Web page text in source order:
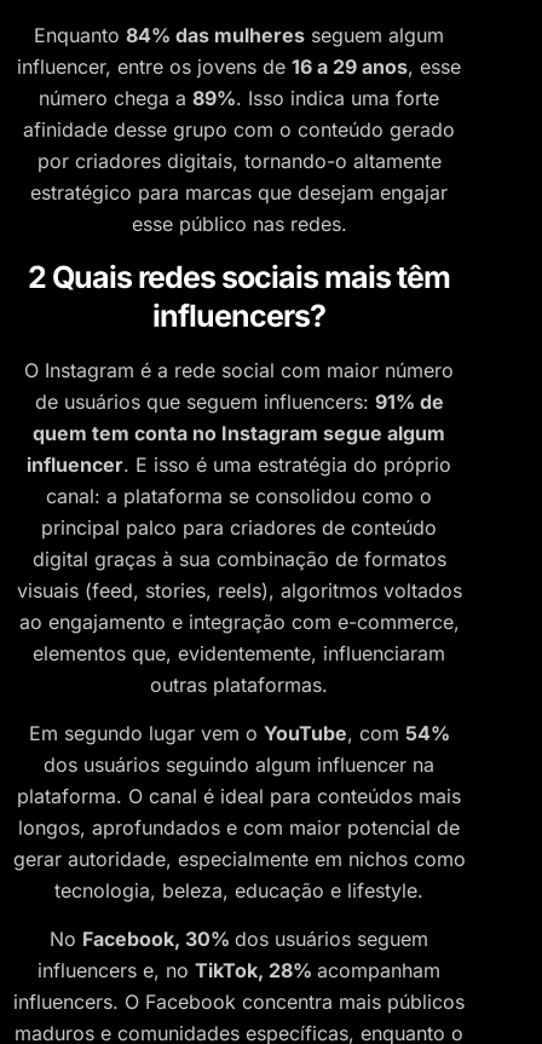
Enquanto 84% das mulheres seguem algum
influencer, entre os jovens de 16 a 29 anos, esse
número chega a 89%. Isso indica uma forte
afinidade desse grupo com o conteúdo gerado
por criadores digitais, tornando-o altamente
estratégico para marcas que desejam engajar
esse público nas redes.
2 Quais redes sociais mais têm
influencers?
O Instagram é a rede social com maior número
de usuários que seguem influencers: 91% de
quem tem conta no Instagram segue algum
influencer. E isso é uma estratégia do próprio
canal: a plataforma se consolidou como o
principal palco para criadores de conteúdo
digital graças à sua combinação de formatos
visuais (feed, stories, reels), algoritmos voltados
ao engajamento e integração com e-commerce,
elementos que, evidentemente, influenciaram
outras plataformas.
Em segundo lugar vem o YouTube, com 54%
dos usuários seguindo algum influencer na
plataforma. O canal é ideal para conteúdos mais
longos, aprofundados e com maior potencial de
gerar autoridade, especialmente em nichos como
tecnologia, beleza, educação e lifestyle.
No Facebook, 30% dos usuários seguem
influencers e, no TikTok, 28% acompanham
influencers. O Facebook concentra mais públicos
maduros e comunidades específicas, enquanto o